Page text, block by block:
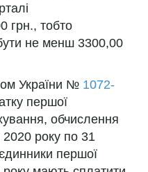
грн., тобто
не менш 3300,00
України № 1072-
першої
обчислення
року по 31
першої